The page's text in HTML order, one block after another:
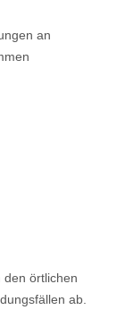
an
den örtlichen
ab.